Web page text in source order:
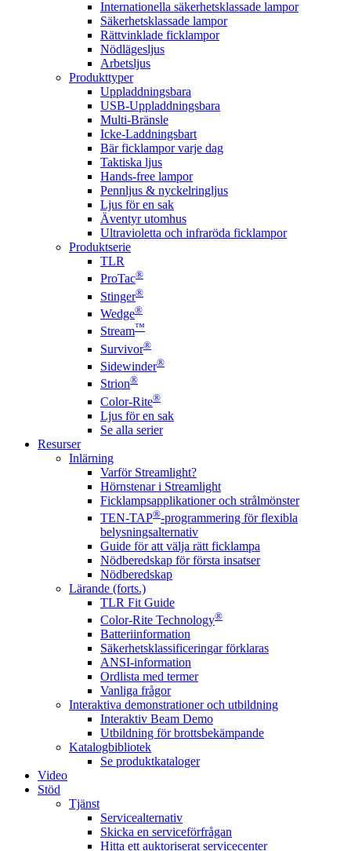
Internationella säkerhetsklassade lampor
Säkerhetsklassade lampor
Rättvinklade ficklampor
Nödlägesljus
Arbetsljus
Produkttyper
Uppladdningsbara
USB-Uppladdningsbara
Multi-Bränsle
Icke-Laddningsbart
Bär ficklampor varje dag
Taktiska ljus
Hands-free lampor
Pennljus & nyckelringljus
Ljus för en sak
Äventyr utomhus
Ultravioletta och infraröda ficklampor
Produktserie
TLR
ProTac®
Stinger®
Wedge®
Stream™
Survivor®
Sidewinder®
Strion®
Color-Rite®
Ljus för en sak
Se alla serier
Resurser
Inlärning
Varför Streamlight?
Hörnstenar i Streamlight
Ficklampsapplikationer och strålmönster
TEN-TAP®-programmering för flexibla
belysningsalternativ
Guide för att välja rätt ficklampa
Nödberedskap för första insatser
Nödberedskap
Lärande (forts.)
TLR Fit Guide
Color-Rite Technology®
Batteriinformation
Säkerhetsklassificeringar förklaras
ANSI-information
Ordlista med termer
Vanliga frågor
Interaktiva demonstrationer och utbildning
Interaktiv Beam Demo
Utbildning för brottsbekämpande
Katalogbibliotek
Se produktkataloger
Video
Stöd
Tjänst
Servicealternativ
Skicka en serviceförfrågan
Hitta ett auktoriserat servicecenter